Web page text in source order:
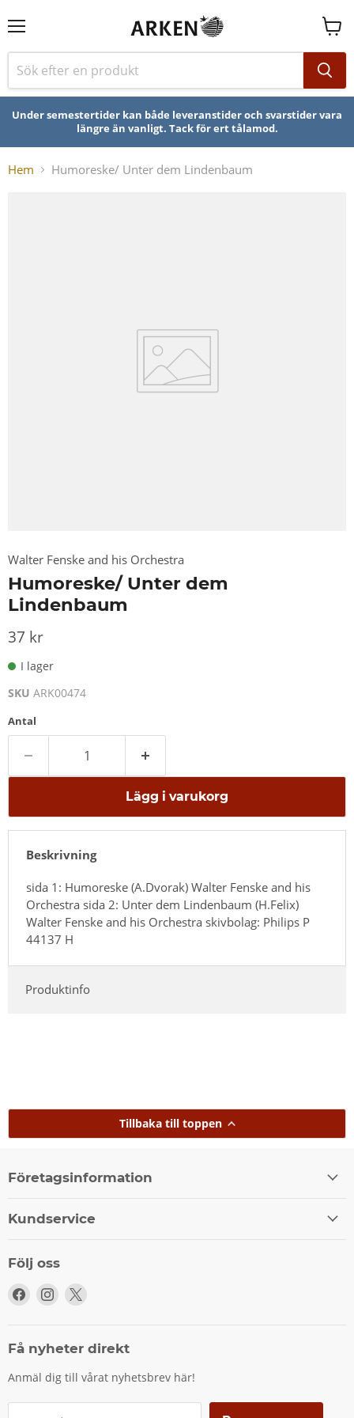
Se
Under semestertider kan både leveranstider och svarstider vara
längre än vanligt. Tack för ert tålamod.
Hem Humoreske/ Unter dem Lindenbaum
Walter Fenske and his Orchestra
Humoreske/ Unter dem
Lindenbaum
37 kr
I lager
SKU ARK00474
Antal
Lägg i varukorg
Beskrivning
sida 1: Humoreske (A.Dvorak) Walter Fenske and his
Orchestra sida 2: Unter dem Lindenbaum (H.Felix)
Walter Fenske and his Orchestra skivbolag: Philips P
44137 H
Produktinfo
Tillbaka till toppen
Företagsinformation
Kundservice
Följ oss
Följ
Facebook
Följ
Instagram
X
Få nyheter direkt
Anmäl dig till vårat nyhetsbrev här!